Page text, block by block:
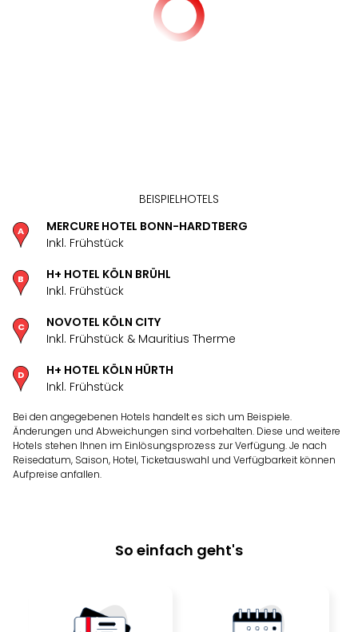
BEISPIELHOTELS
MERCURE HOTEL BONN-HARDTBERG
Inkl. Frühstück
H+ HOTEL KÖLN BRÜHL
Inkl. Frühstück
NOVOTEL KÖLN CITY
Inkl. Frühstück & Mauritius Therme
H+ HOTEL KÖLN HÜRTH
Inkl. Frühstück
Bei den angegebenen Hotels handelt es sich um Beispiele.
Änderungen und Abweichungen sind vorbehalten. Diese und weitere
Hotels stehen Ihnen im Einlösungsprozess zur Verfügung. Je nach
Reisedatum, Saison, Hotel, Ticketauswahl und Verfügbarkeit können
Aufpreise anfallen.
So einfach geht's